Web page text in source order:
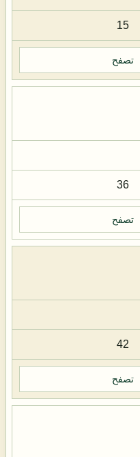
15
تصفح
36
تصفح
42
تصفح